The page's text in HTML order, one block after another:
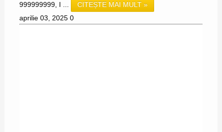
999999999, I ...
CITEȘTE MAI MULT »
aprilie 03, 2025 0